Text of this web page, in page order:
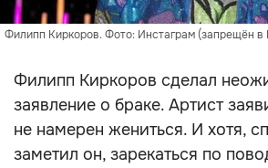
Филипп Киркоров. Фото: Инстаграм (запрещён в
Филипп Киркоров сделал
заявление о браке. Артист
не намерен жениться. И хотя,
заметил он, зарекаться по